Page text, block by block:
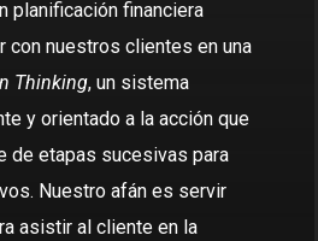
planificación financiera
con nuestros clientes en una
Thinking, un sistema
y orientado a la acción que
de etapas sucesivas para
Nuestro afán es servir
asistir al cliente en la